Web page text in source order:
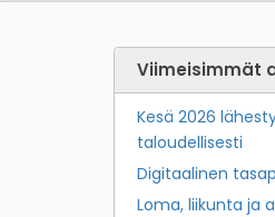
Viimeisimmät
Kesä 2026
taloudellisesti
Digitaalinen
Loma, liikunta ja